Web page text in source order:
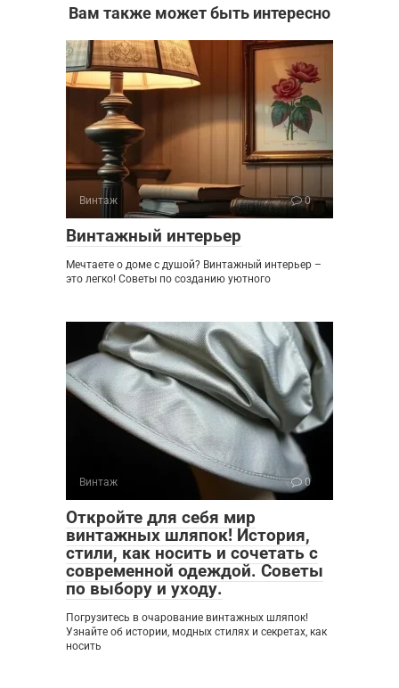
Вам также может быть интересно
Винтаж 0
Винтажный интерьер
Мечтаете о доме с душой? Винтажный интерьер –
это легко! Советы по созданию уютного
Винтаж 0
Откройте для себя мир
винтажных шляпок! История,
стили, как носить и сочетать с
современной одеждой. Советы
по выбору и уходу.
Погрузитесь в очарование винтажных шляпок!
Узнайте об истории, модных стилях и секретах, как
носить